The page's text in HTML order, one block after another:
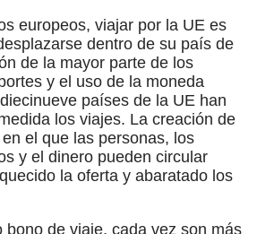
europeos, viajar por la UE es
dentro de su país de
de la mayor parte de los
y el uso de la moneda
países de la UE han
los viajes. La creación de
el que las personas, los
y el dinero pueden circular
la oferta y abaratado los
bono de viaje, cada vez son más